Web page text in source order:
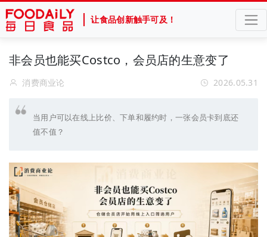
让食品创新触手可及！
非会员也能买Costco，会员店的生意变了
消费商业论 2026.05.31
当用户可以在线上比价、下单和履约时，一张会员卡到底还
值不值？